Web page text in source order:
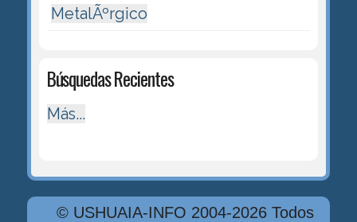
MetalÃºrgico
Búsquedas Recientes
Más...
© USHUAIA-INFO 2004-2026 Todos